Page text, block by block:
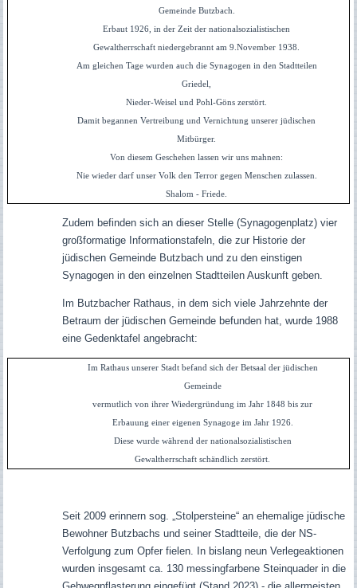
Gemeinde Butzbach.
Erbaut 1926, in der Zeit der nationalsozialistischen
Gewaltherrschaft niedergebrannt am 9.November 1938.
Am gleichen Tage wurden auch die Synagogen in den Stadtteilen
Griedel,
Nieder-Weisel und Pohl-Göns zerstört.
Damit begannen Vertreibung und Vernichtung unserer jüdischen
Mitbürger.
Von diesem Geschehen lassen wir uns mahnen:
Nie wieder darf unser Volk den Terror gegen Menschen zulassen.
Shalom - Friede.
Zudem befinden sich an dieser Stelle (Synagogenplatz) vier
großformatige Informationstafeln, die zur Historie der
jüdischen Gemeinde Butzbach und zu den einstigen
Synagogen in den einzelnen Stadtteilen Auskunft geben.
Im Butzbacher Rathaus, in dem sich viele Jahrzehnte der
Betraum der jüdischen Gemeinde befunden hat, wurde 1988
eine Gedenktafel angebracht:
Im Rathaus unserer Stadt befand sich der Betsaal der jüdischen
Gemeinde
vermutlich von ihrer Wiedergründung im Jahr 1848 bis zur
Erbauung einer eigenen Synagoge im Jahr 1926.
Diese wurde während der nationalsozialistischen
Gewaltherrschaft schändlich zerstört.
Seit 2009 erinnern sog. „Stolpersteine“ an ehemalige jüdische
Bewohner Butzbachs und seiner Stadtteile, die der NS-
Verfolgung zum Opfer fielen. In bislang neun Verlegeaktionen
wurden insgesamt ca. 130 messingfarbene Steinquader in die